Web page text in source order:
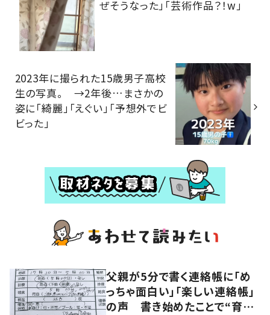
ぜそうなった」「芸術作品？！w」
2023年に撮られた15歳男子高校
生の写真。 →2年後…まさかの
姿に「綺麗」「えぐい」「予想外でビ
ビった」
父親が5分で書く連絡帳に「め
っちゃ面白い」「楽しい連絡帳」
の声 書き始めたことで“育児